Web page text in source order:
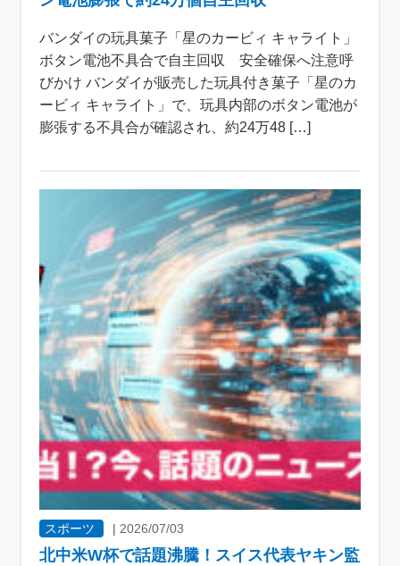
バンダイの玩具菓子「星のカービィ キャライト」
ボタン電池不具合で自主回収 安全確保へ注意呼
びかけ バンダイが販売した玩具付き菓子「星のカ
ービィ キャライト」で、玩具内部のボタン電池が
膨張する不具合が確認され、約24万48 […]
スポーツ |2026/07/03
北中米W杯で話題沸騰！スイス代表ヤキン監